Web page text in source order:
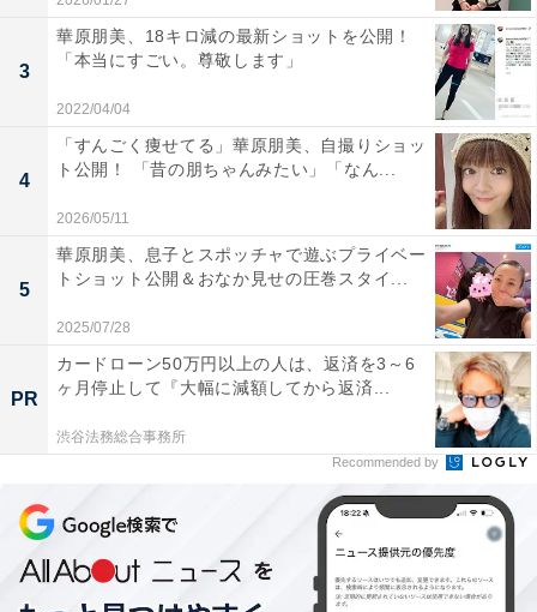
3
華原朋美、18キロ減の最新ショットを公開！
「本当にすごい。尊敬します」
2022/04/04
4
「すんごく痩せてる」華原朋美、自撮りショッ
ト公開！ 「昔の朋ちゃんみたい」「なん...
2026/05/11
5
華原朋美、息子とスポッチャで遊ぶプライベー
トショット公開＆おなか見せの圧巻スタイ...
2025/07/28
PR
カードローン50万円以上の人は、返済を3～6
ヶ月停止して『大幅に減額してから返済...
渋谷法務総合事務所
Recommended by